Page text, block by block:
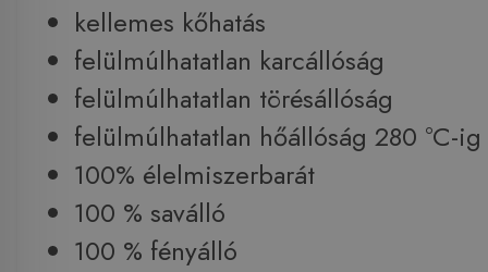
kellemes kőhatás
felülmúlhatatlan karcállóság
felülmúlhatatlan törésállóság
felülmúlhatatlan hőállóság 280 °C-ig
100% élelmiszerbarát
100 % saválló
100 % fényálló